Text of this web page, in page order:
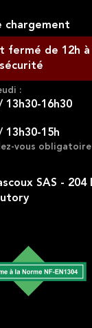
chargement
fermé de 12h à
:
13h30-16h30
13h30-15h
vous obligatoire
SAS - 204